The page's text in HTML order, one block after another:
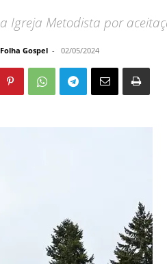
Igreja Metodista por
Folha Gospel - 02/05/2024